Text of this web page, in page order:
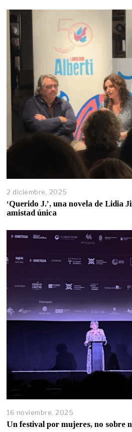
2 diciembre, 2025
‘Querido J.’, una novela de Lidia
amistad única
16 noviembre, 2025
Un festival por mujeres, no sobre